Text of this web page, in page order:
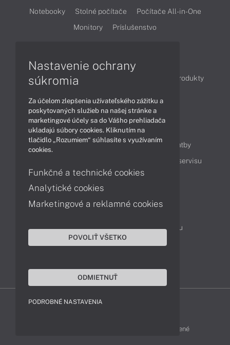
Notebooky Stolné počítače
Počítače All-in-One
Monitory
Príslušenstvo
Články
Obchodné informácie
Produkty
Obsah
Ako nakupovať
Možnosti doručenia a platby
Cenník servisu
Kontakty
Servisné oddelenie
Reklamácia tovaru
MSI-SHOP © 2017 - 2026 Všetky práva vyhradené
Nastavenie ochrany
súkromia
Za účelom zlepšenia užívateľského zážitku a
poskytovaných služieb na našej stránke a
marketingové účely sa do Vášho prehliadača
ukladajú súbory cookies. Kliknutím na
tlačidlo „Rozumiem“ súhlasíte s využívaním
cookies.
Funkčné a technické cookies
Analytické cookies
Marketingové a reklamné cookies
POVOLIŤ VŠETKO
ODMIETNUŤ
PODROBNÉ NASTAVENIA